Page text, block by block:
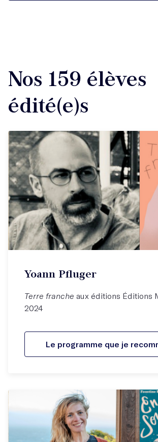
Nos 159 élèves
édité(e)s
Yoann Pfluger
Terre franche aux éditions Éditions
2024
Le programme que je